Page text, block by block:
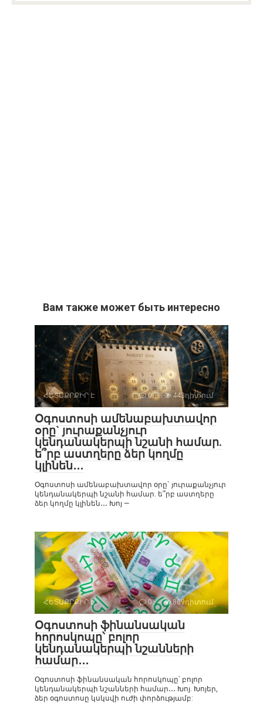
Вам также может быть интересно
ՀԵՏԱՔՐՔԻՐ Է 0 443դիտում
Օգոստոսի ամենաբախտավոր
օրը` յուրաքանչյուր
կենդանակերպի նշանի համար.
ե՞րբ աստղերը ձեր կողմը
կլինեն․․․
Օգոստոսի ամենաբախտավոր օրը` յուրաքանչյուր
կենդանակերպի նշանի համար. ե՞րբ աստղերը
ձեր կողմը կլինեն․․․ Խոյ —
ՀԵՏԱՔՐՔԻՐ Է 0 869դիտում
Օգոստոսի ֆինանսական
հորոսկոպը՝ բոլոր
կենդանակերպի նշանների
համար․․․
Օգոստոսի ֆինանսական հորոսկոպը՝ բոլոր
կենդանակերպի նշանների համար․․․ Խոյ. Խոյեր,
ձեր օգոստոսը կսկսվի ուժի փորձությամբ: